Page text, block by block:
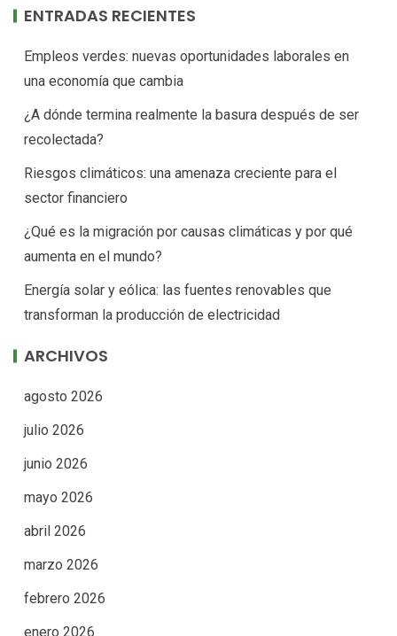
ENTRADAS RECIENTES
Empleos verdes: nuevas oportunidades laborales en
una economía que cambia
¿A dónde termina realmente la basura después de ser
recolectada?
Riesgos climáticos: una amenaza creciente para el
sector financiero
¿Qué es la migración por causas climáticas y por qué
aumenta en el mundo?
Energía solar y eólica: las fuentes renovables que
transforman la producción de electricidad
ARCHIVOS
agosto 2026
julio 2026
junio 2026
mayo 2026
abril 2026
marzo 2026
febrero 2026
enero 2026